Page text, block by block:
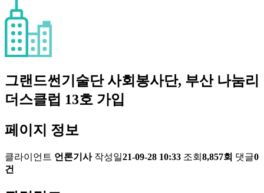
그랜드썬기술단 사회봉사단, 부산 나눔리
더스클럽 13호 가입
페이지 정보
클라이언트 언론기사 작성일21-09-28 10:33 조회 8,857회 댓글0
건